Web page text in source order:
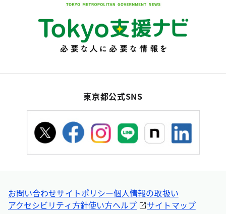
東京都公式SNS
お問い合わせサイトポリシー個人情報の取扱い
アクセシビリティ方針使い方ヘルプ サイトマップ